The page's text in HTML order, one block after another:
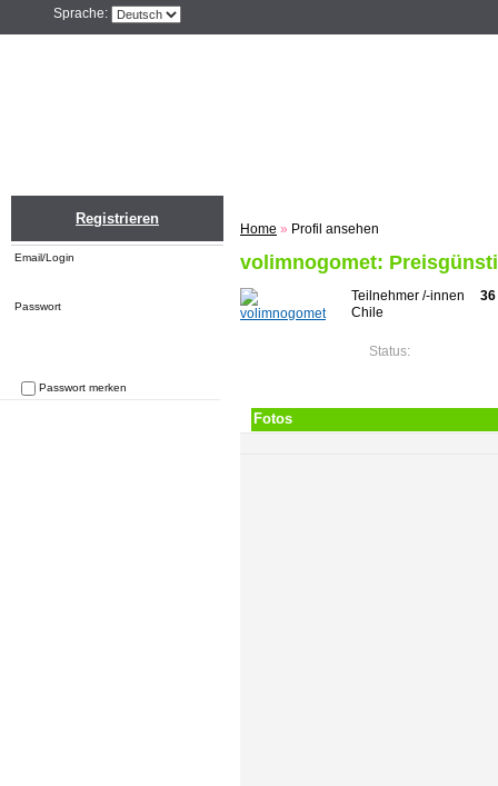
Sprache:
Registrieren
Email/Login
Passwort
Passwort merken
Home » Profil ansehen
volimnogomet:
Teilnehmer /-innen
Chile
Status:
Fotos